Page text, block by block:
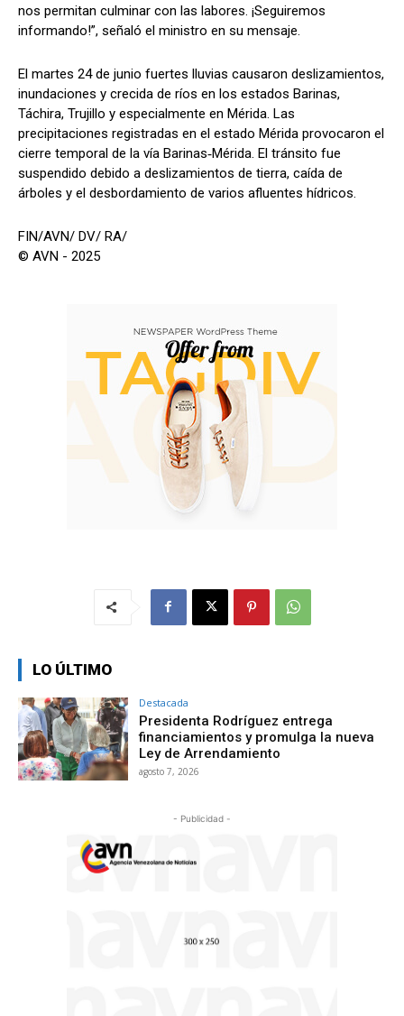
nos permitan culminar con las labores. ¡Seguiremos
informando!”, señaló el ministro en su mensaje.
El martes 24 de junio fuertes lluvias causaron deslizamientos,
inundaciones y crecida de ríos en los estados Barinas,
Táchira, Trujillo y especialmente en Mérida. Las
precipitaciones registradas en el estado Mérida provocaron el
cierre temporal de la vía Barinas‑Mérida. El tránsito fue
suspendido debido a deslizamientos de tierra, caída de
árboles y el desbordamiento de varios afluentes hídricos.
FIN/AVN/ DV/ RA/
© AVN - 2025
LO ÚLTIMO
Destacada
Presidenta Rodríguez entrega
financiamientos y promulga la nueva
Ley de Arrendamiento
agosto 7, 2026
- Publicidad -